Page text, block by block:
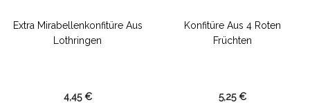
Extra Mirabellenkonfitüre Aus
Lothringen
4,45 €
Konfitüre Aus 4 Roten
Früchten
5,25 €